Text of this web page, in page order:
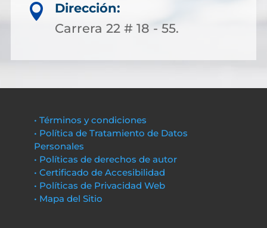

Dirección:
Carrera 22 # 18 - 55.
• Términos y condiciones
• Política de Tratamiento de Datos
Personales
• Políticas de derechos de autor
• Certificado de Accesibilidad
• Políticas de Privacidad Web
• Mapa del Sitio